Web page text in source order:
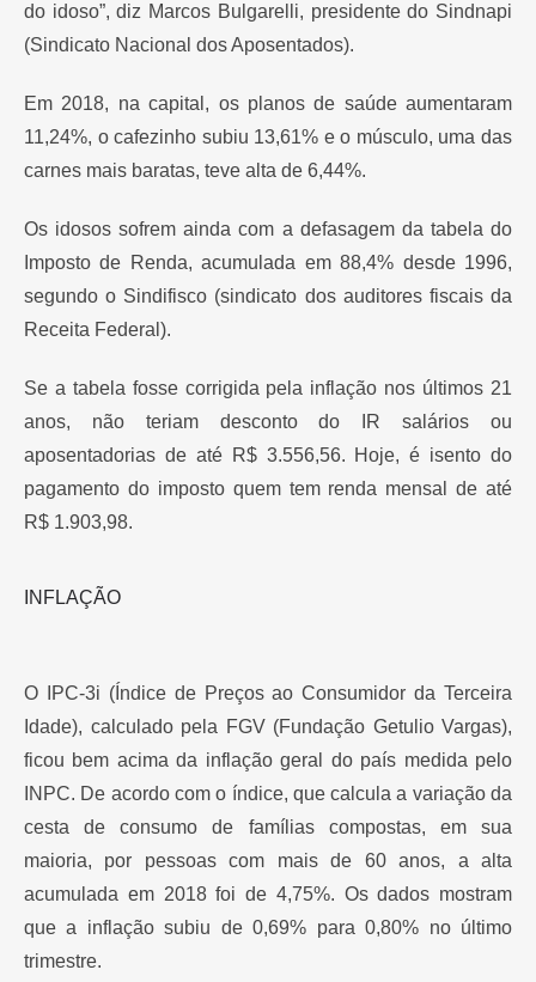
do idoso”, diz Marcos Bulgarelli, presidente do Sindnapi
(Sindicato Nacional dos Aposentados).
Em 2018, na capital, os planos de saúde aumentaram
11,24%, o cafezinho subiu 13,61% e o músculo, uma das
carnes mais baratas, teve alta de 6,44%.
Os idosos sofrem ainda com a defasagem da tabela do
Imposto de Renda, acumulada em 88,4% desde 1996,
segundo o Sindifisco (sindicato dos auditores fiscais da
Receita Federal).
Se a tabela fosse corrigida pela inflação nos últimos 21
anos, não teriam desconto do IR salários ou
aposentadorias de até R$ 3.556,56. Hoje, é isento do
pagamento do imposto quem tem renda mensal de até
R$ 1.903,98.
INFLAÇÃO 
O IPC-3i (Índice de Preços ao Consumidor da Terceira
Idade), calculado pela FGV (Fundação Getulio Vargas),
ficou bem acima da inflação geral do país medida pelo
INPC. De acordo com o índice, que calcula a variação da
cesta de consumo de famílias compostas, em sua
maioria, por pessoas com mais de 60 anos, a alta
acumulada em 2018 foi de 4,75%. Os dados mostram
que a inflação subiu de 0,69% para 0,80% no último
trimestre.